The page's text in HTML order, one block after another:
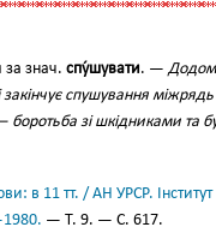
за знач. спу́шувати. —
спушування міжрядь
зі шкідниками та
в 11 тт. / АН УРСР.
— Т. 9. — С. 617.